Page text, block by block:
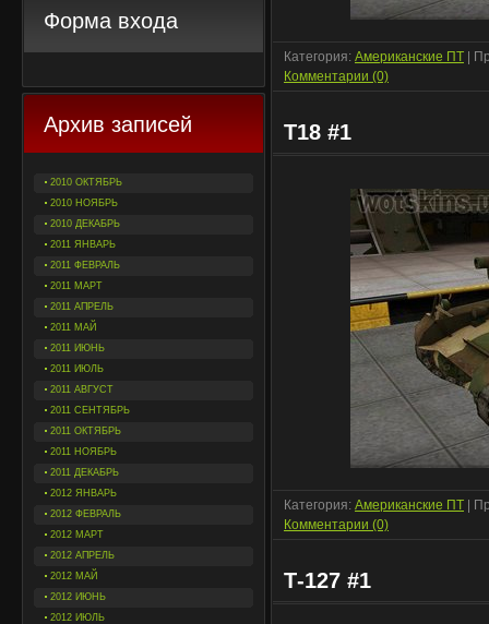
Форма входа
Архив записей
2010 ОКТЯБРЬ
2010 НОЯБРЬ
2010 ДЕКАБРЬ
2011 ЯНВАРЬ
2011 ФЕВРАЛЬ
2011 МАРТ
2011 АПРЕЛЬ
2011 МАЙ
2011 ИЮНЬ
2011 ИЮЛЬ
2011 АВГУСТ
2011 СЕНТЯБРЬ
2011 ОКТЯБРЬ
2011 НОЯБРЬ
2011 ДЕКАБРЬ
2012 ЯНВАРЬ
2012 ФЕВРАЛЬ
2012 МАРТ
2012 АПРЕЛЬ
2012 МАЙ
2012 ИЮНЬ
2012 ИЮЛЬ
Категория: Американские ПТ |
Комментарии (0)
T18 #1
Категория: Американские ПТ |
Комментарии (0)
Т-127 #1